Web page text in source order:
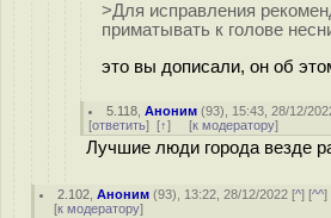
>Для исправления
приматывать к голове
это вы дописали, он об
5.118 ,Аноним (93), 15:43, 28/12/
[ответить] [↑] [к модератору]
Лучшие люди города везде
2.102 ,Аноним (93), 13:22, 28/12/2022 [^] [^^]
[к модератору]